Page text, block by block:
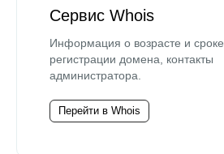
Сервис Whois
Информация о возрасте и сроке
регистрации домена, контакты
администратора.
Перейти в Whois